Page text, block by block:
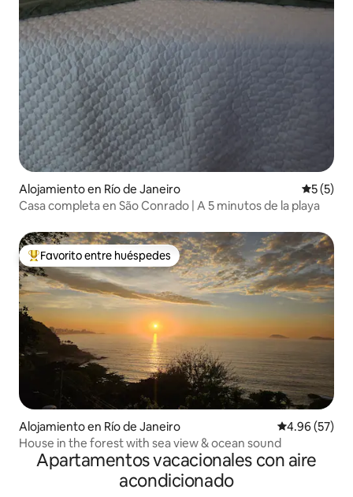
Alojamiento en Río de Janeiro
5 (5)
Casa completa en São Conrado | A 5 minutos de la playa
Favorito entre huéspedes preferido
Favorito entre huéspedes
Alojamiento en Río de Janeiro Calificación
4.96 (57)
House in the forest with sea view & ocean sound
Apartamentos vacacionales con aire
acondicionado